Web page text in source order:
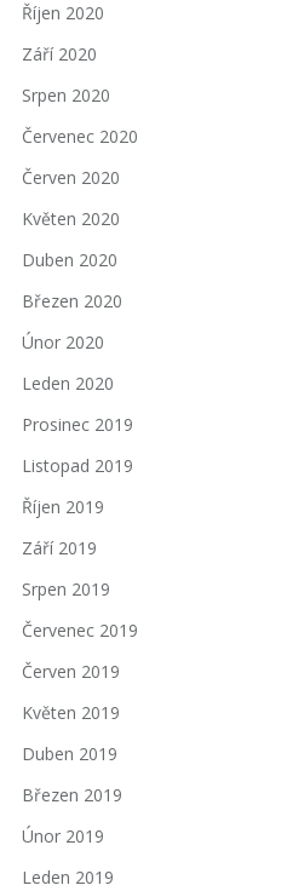
Říjen 2020
Září 2020
Srpen 2020
Červenec 2020
Červen 2020
Květen 2020
Duben 2020
Březen 2020
Únor 2020
Leden 2020
Prosinec 2019
Listopad 2019
Říjen 2019
Září 2019
Srpen 2019
Červenec 2019
Červen 2019
Květen 2019
Duben 2019
Březen 2019
Únor 2019
Leden 2019